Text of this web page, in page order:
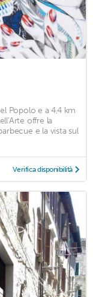
Popolo e a 4,4 km
offre la
e la vista sul
Verifica disponibilità